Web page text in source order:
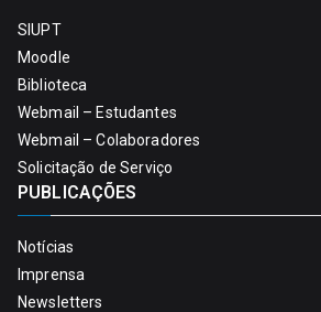
SIUPT
Moodle
Biblioteca
Webmail – Estudantes
Webmail – Colaboradores
Solicitação de Serviço
PUBLICAÇÕES
Notícias
Imprensa
Newsletters